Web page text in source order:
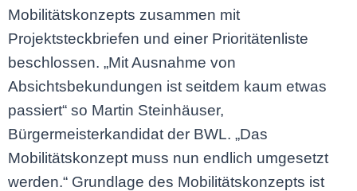
Mobilitätskonzepts zusammen mit
Projektsteckbriefen und einer Prioritätenliste
beschlossen. „Mit Ausnahme von
Absichtsbekundungen ist seitdem kaum etwas
passiert“ so Martin Steinhäuser,
Bürgermeisterkandidat der BWL. „Das
Mobilitätskonzept muss nun endlich umgesetzt
werden.“ Grundlage des Mobilitätskonzepts ist